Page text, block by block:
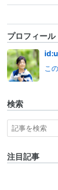
プロフィール
こ
検索
注目記事